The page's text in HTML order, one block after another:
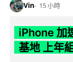
Vin 15 小時
iPhone 加
基地 上年